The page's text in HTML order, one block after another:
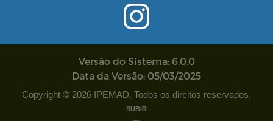
Versão do Sistema: 6.0.0
Data da Versão: 05/03/2025
Copyright © 2026 IPEMAD. Todos os direitos reservados.
SUBIR